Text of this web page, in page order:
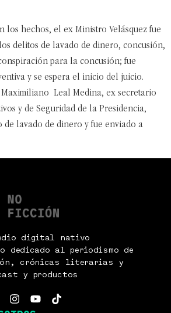
los hechos, el ex Ministro Velásquez fue
delitos de lavado de dinero, concusión,
para la concusión; fue
y se espera el inicio del juicio.
Maximiliano Leal Medina, ex secretario
y de Seguridad de la Presidencia,
lavado de dinero y fue enviado a
digital nativo
dedicado al periodismo de
crónicas literarias y
y productos